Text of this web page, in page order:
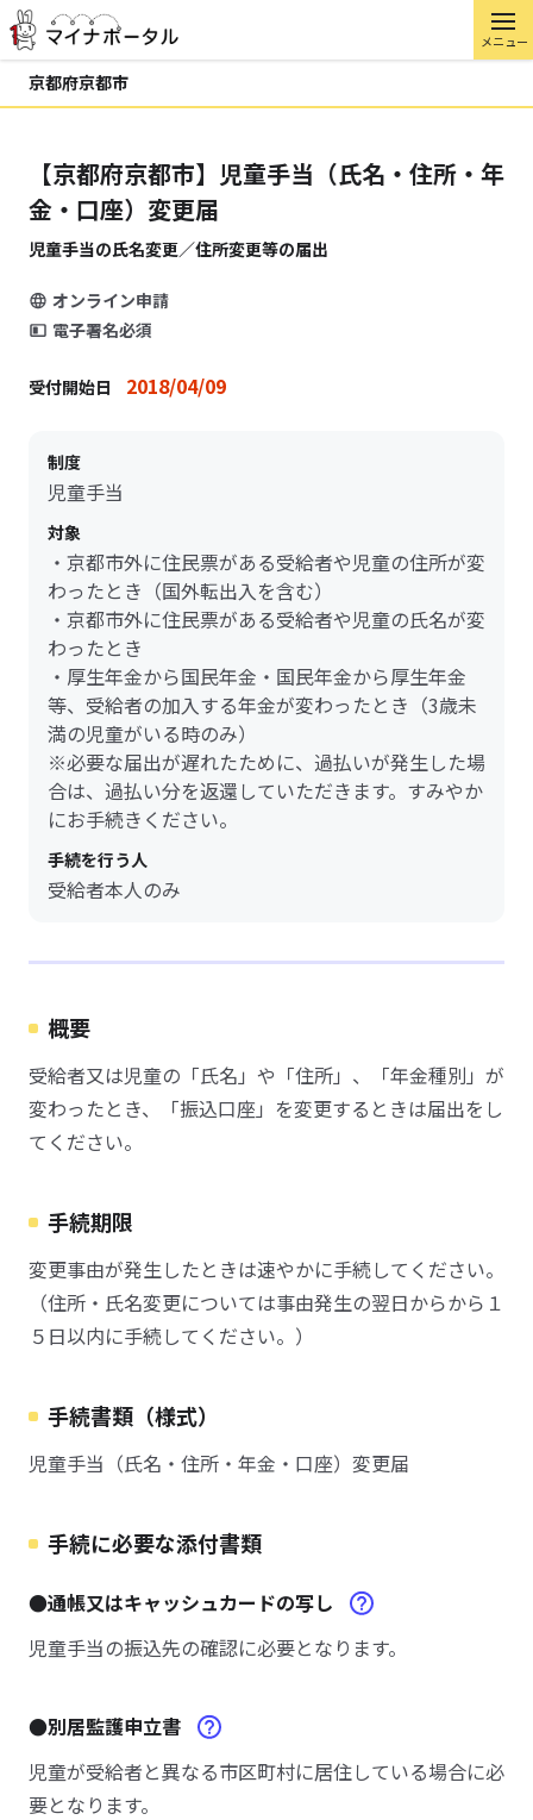
メニュー
京都府京都市
【京都府京都市】児童手当（氏名・住所・年
金・口座）変更届
児童手当の氏名変更／住所変更等の届出
オンライン申請
電子署名必須
受付開始日 2018/04/09
制度
児童手当
対象
・京都市外に住民票がある受給者や児童の住所が変
わったとき（国外転出入を含む）
・京都市外に住民票がある受給者や児童の氏名が変
わったとき
・厚生年金から国民年金・国民年金から厚生年金
等、受給者の加入する年金が変わったとき（3歳未
満の児童がいる時のみ）
※必要な届出が遅れたために、過払いが発生した場
合は、過払い分を返還していただきます。すみやか
にお手続きください。
手続を行う人
受給者本人のみ
概要
受給者又は児童の「氏名」や「住所」、「年金種別」が
変わったとき、「振込口座」を変更するときは届出をし
てください。
手続期限
変更事由が発生したときは速やかに手続してください。
（住所・氏名変更については事由発生の翌日からから１
５日以内に手続してください。）
手続書類（様式）
児童手当（氏名・住所・年金・口座）変更届
手続に必要な添付書類
●通帳又はキャッシュカードの写し
児童手当の振込先の確認に必要となります。
●別居監護申立書
児童が受給者と異なる市区町村に居住している場合に必
要となります。